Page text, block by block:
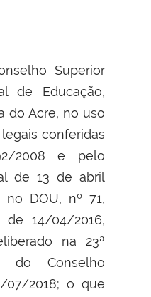
Superior
de Educação,
do Acre, no uso
conferidas
2008 e pelo
de 13 de abril
DOU, nº 71,
de 14/04/2016,
na 23ª
do Conselho
07/2018; o que